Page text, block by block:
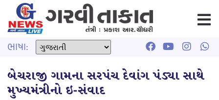
ભાષા:
બેચરાજી ગામના સરપંચ દેવાંગ પંડ્યા સાથે
મુખ્યમંત્રીનો ઇ-સંવાદ